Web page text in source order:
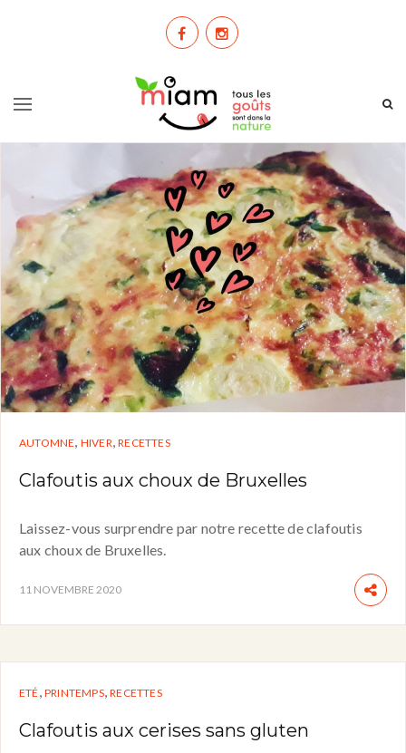
AUTOMNE, HIVER,RECETTES
Clafoutis aux choux de Bruxelles
Laissez-vous surprendre par notre recette de clafoutis
aux choux de Bruxelles.
11 NOVEMBRE 2020
ETÉ ,PRINTEMPS,RECETTES
Clafoutis aux cerises sans gluten